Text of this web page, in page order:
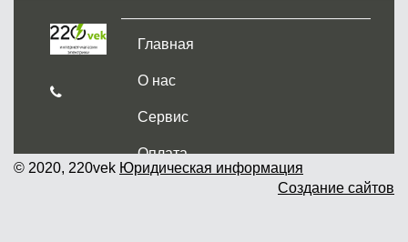
Главная
О нас
Сервис
Оплата
Доставка и самовывоз
© 2020, 220vek Юридическая информация
Создание сайтов